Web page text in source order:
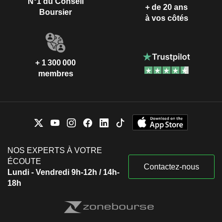
Boursier
+ de 20 ans
à vos côtés
+ 1 300 000
membres
NOS EXPERTS À VOTRE
ÉCOUTE
Lundi - Vendredi 9h-12h / 14h-
18h
Contactez-nous